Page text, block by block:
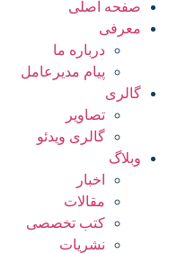
صفحه اصلی
معرفی
درباره ما
پیام مدیرعامل
گالری
تصاویر
گالری ویدئو
وبلاگ
اخبار
مقالات
کتب تخصصی
نشریات